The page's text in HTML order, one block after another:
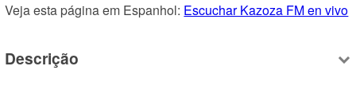
Veja esta página em Espanhol: Escuchar Kazoza FM en vivo
Descrição